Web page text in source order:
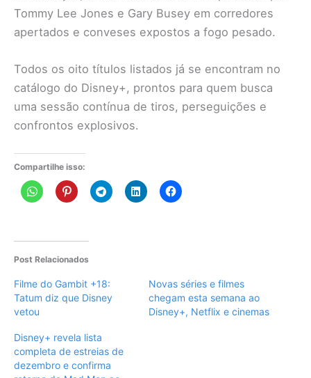
Tommy Lee Jones e Gary Busey em corredores
apertados e conveses expostos a fogo pesado.
Todos os oito títulos listados já se encontram no
catálogo do Disney+, prontos para quem busca
uma sessão contínua de tiros, perseguições e
confrontos explosivos.
Compartilhe isso:
Post Relacionados
Filme do Gambit +18:
Tatum diz que Disney
vetou
Novas séries e filmes
chegam esta semana ao
Disney+, Netflix e cinemas
Disney+ revela lista
completa de estreias de
dezembro e confirma